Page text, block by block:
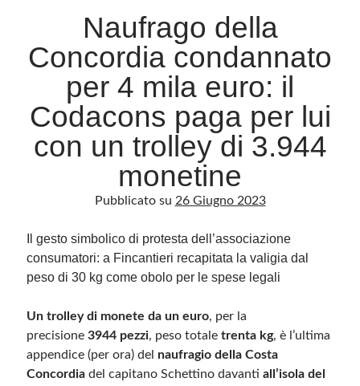
Archivio
Categorie
senza alcuna periodicità. Non può pertanto considerarsi un prodotto editoriale ai
sensi della legge n· 62 del 7.03.2001. L’autore non è responsabile di quanto
pubblicato dai lettori nei commenti ai vari post. Saranno comunque cancellati quelli
ritenuti offensivi o lesivi dell’immagine o dell’onorabilità di terzi, di genere spam,
razzisti o che contengano dati personali non conformi al rispetto delle norme sulla
diritti d’autore, vi invito a comunicarlo via e-mail a info[at]dinovalle.it e saranno
immediatamente rimosse. L’autore del blog non è responsabile dei siti collegati
tramite link né del loro contenuto, che può essere soggetto a variazioni nel tempo.
Naufrago della
Concordia condannato
per 4 mila euro: il
Codacons paga per lui
con un trolley di 3.944
monetine
Pubblicato su 26 Giugno 2023
Il gesto simbolico di protesta dell’associazione
consumatori: a Fincantieri recapitata la valigia dal
peso di 30 kg come obolo per le spese legali
Un trolley di monete da un euro, per la
precisione 3944 pezzi, peso totale trenta kg, è l’ultima
appendice (per ora) del naufragio della Costa
Concordia del capitano Schettino davanti all’isola del